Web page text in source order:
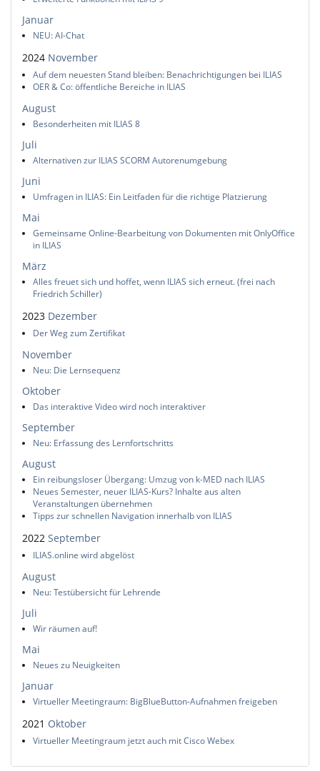
Januar
NEU: AI-Chat
2024 November
Auf dem neuesten Stand bleiben: Benachrichtigungen bei ILIAS
OER & Co: öffentliche Bereiche in ILIAS
August
Besonderheiten mit ILIAS 8
Juli
Alternativen zur ILIAS SCORM Autorenumgebung
Juni
Umfragen in ILIAS: Ein Leitfaden für die richtige Platzierung
Mai
Gemeinsame Online-Bearbeitung von Dokumenten mit OnlyOffice
in ILIAS
März
Alles freuet sich und hoffet, wenn ILIAS sich erneut. (frei nach
Friedrich Schiller)
2023 Dezember
Der Weg zum Zertifikat
November
Neu: Die Lernsequenz
Oktober
Das interaktive Video wird noch interaktiver
September
Neu: Erfassung des Lernfortschritts
August
Ein reibungsloser Übergang: Umzug von k-MED nach ILIAS
Neues Semester, neuer ILIAS-Kurs? Inhalte aus alten
Veranstaltungen übernehmen
Tipps zur schnellen Navigation innerhalb von ILIAS
2022 September
ILIAS.online wird abgelöst
August
Neu: Testübersicht für Lehrende
Juli
Wir räumen auf!
Mai
Neues zu Neuigkeiten
Januar
Virtueller Meetingraum: BigBlueButton-Aufnahmen freigeben
2021 Oktober
Virtueller Meetingraum jetzt auch mit Cisco Webex